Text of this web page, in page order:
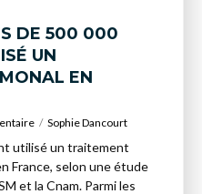
DE 500 000
UN
EN
Sophie Dancourt
utilisé un traitement
France, selon une étude
et la Cnam. Parmi les